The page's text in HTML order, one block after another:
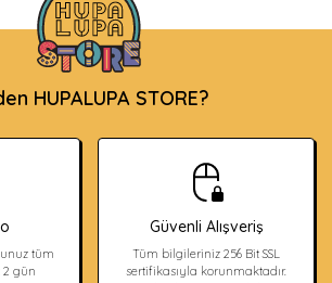
HUPALUPA STORE?
tüm
2 gün
Güvenli Alışveriş
Tüm bilgileriniz 256 Bit SSL
sertifikasıyla korunmaktadır.